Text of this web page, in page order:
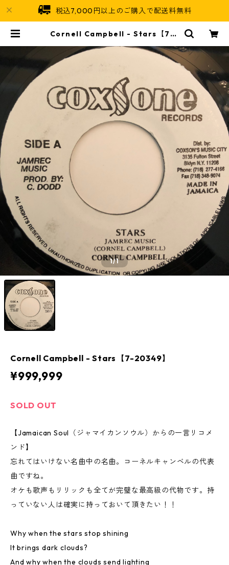
税込7,000円以上のご購入で配送料無料
Cornell Campbell - Stars【7-2
1/1
Cornell Campbell - Stars【7-20349】
¥999,999
SOLD OUT
【Jamaican Soul（ジャマイカンソウル）からの一言リコメ
ンド】
忘れてはいけない名曲中の名曲。コーネルキャンベルの代表
曲ですね。
オケも歌声もリリックも全てが完璧な最高級の代物です。持
っていない人は確実に持っておいて頂きたい！！
Why when the stars stop shining
It brings dark clouds?
And why when the clouds send lighting